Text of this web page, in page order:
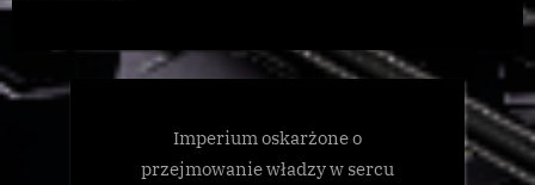
Imperium oskarżone o
przejmowanie władzy w sercu